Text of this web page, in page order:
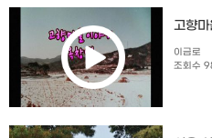
고향마
이금로
조회수